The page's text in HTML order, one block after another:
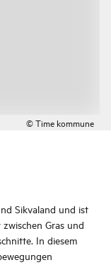
© Time kommune
Sikvaland und ist
Gras und
In diesem